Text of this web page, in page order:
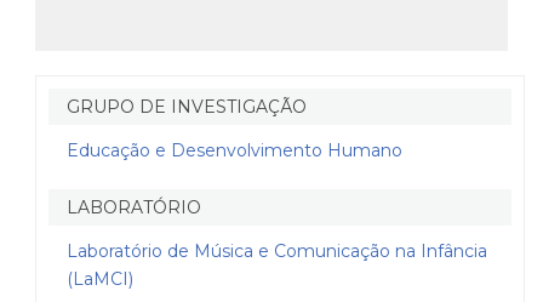
GRUPO DE INVESTIGAÇÃO
Educação e Desenvolvimento Humano
LABORATÓRIO
Laboratório de Música e Comunicação na Infância
(LaMCI)